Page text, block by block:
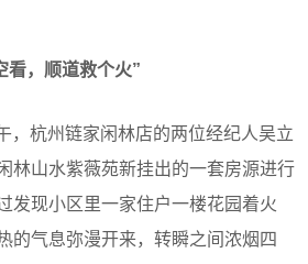
看，顺道救个火”
，杭州链家闲林店的两位经纪人吴立
林山水紫薇苑新挂出的一套房源进行
发现小区里一家住户一楼花园着火
的气息弥漫开来，转瞬之间浓烟四